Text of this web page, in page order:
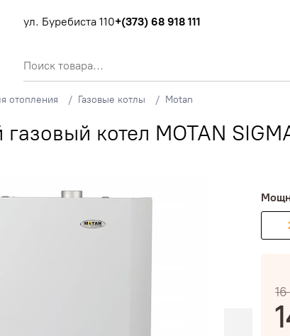
ул. Буребиста 110+(373) 68 918 111
отопления Газовые котлы Motan
котел MOTAN